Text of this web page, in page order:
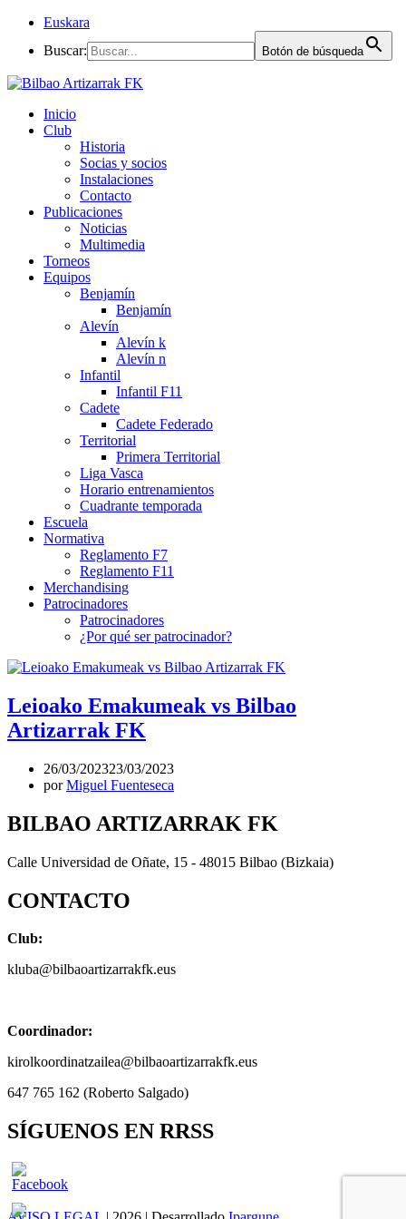
Euskara
Buscar:
Botón de búsqueda
Inicio
Club
Historia
Socias y socios
Instalaciones
Contacto
Publicaciones
Noticias
Multimedia
Torneos
Equipos
Benjamín
Benjamín
Alevín
Alevín k
Alevín n
Infantil
Infantil F11
Cadete
Cadete Federado
Territorial
Primera Territorial
Liga Vasca
Horario entrenamientos
Cuadrante temporada
Escuela
Normativa
Reglamento F7
Reglamento F11
Merchandising
Patrocinadores
Patrocinadores
¿Por qué ser patrocinador?
Leioako Emakumeak vs Bilbao
Artizarrak FK
26/03/202323/03/2023
porMiguel Fuenteseca
BILBAO ARTIZARRAK FK
Calle Universidad de Oñate, 15 - 48015 Bilbao (Bizkaia)
CONTACTO
Club:
kluba@bilbaoartizarrakfk.eus
Coordinador:
kirolkoordinatzailea@bilbaoartizarrakfk.eus
647 765 162 (Roberto Salgado)
SÍGUENOS EN RRSS